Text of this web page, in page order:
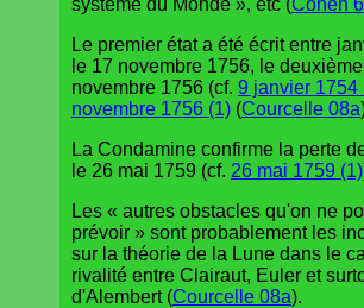
Le premier état a été écrit entre
le 17 novembre 1756, le
novembre 1756 (cf. 9 janvier 1754
novembre 1756 (1) (Courcelle 08a
La Condamine confirme la perte
le 26 mai 1759 (cf. 26 mai 1759 (1)
Les « autres obstacles qu'on ne
prévoir » sont probablement les
sur la théorie de la Lune dans le
rivalité entre Clairaut, Euler et
d'Alembert (Courcelle 08a).